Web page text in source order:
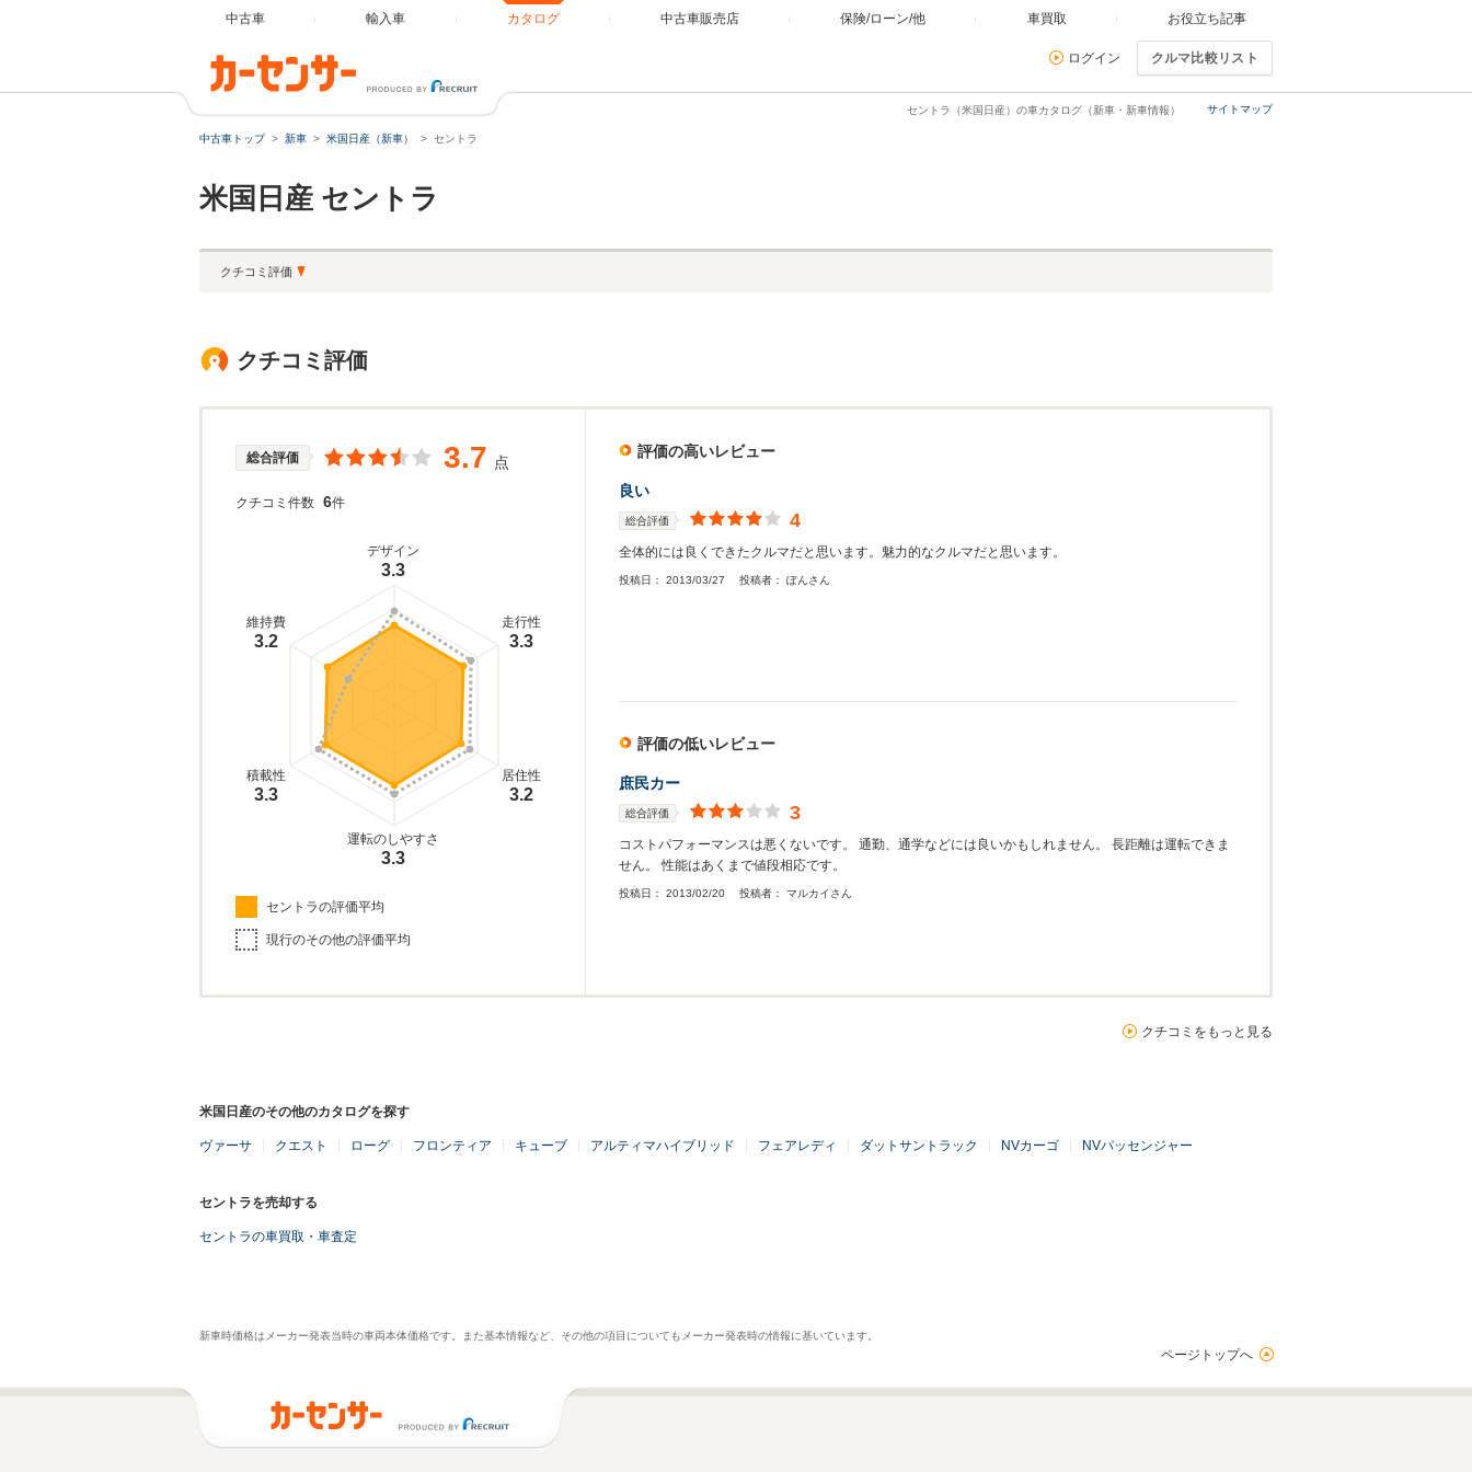
中古車 輸入車 カタログ 中古車販売店 保険/ローン/他 車買取 お役立ち記事
ログイン クルマ比較リスト
サイトマップ
セントラ（米国日産）の車カタログ（新車・新車情報）
中古車トップ 新車 米国日産（新車） セントラ
米国日産 セントラ
クチコミ評価
クチコミ評価
総合評価 3.7 点
クチコミ件数 6件
デザイン
3.3
走行性
3.3
居住性
3.2
運転のしやすさ
3.3
積載性
3.3
維持費
3.2
セントラの評価平均
現行のその他の評価平均
評価の高いレビュー
良い
総合評価 4
全体的には良くできたクルマだと思います。魅力的なクルマだと思います。
投稿日： 2013/03/27 投稿者： ぽんさん
評価の低いレビュー
庶民カー
総合評価 3
コストパフォーマンスは悪くないです。 通勤、通学などには良いかもしれません。 長距離は運転できま
せん。 性能はあくまで値段相応です。
投稿日： 2013/02/20 投稿者： マルカイさん
クチコミをもっと見る
米国日産のその他のカタログを探す
ヴァーサ クエスト ローグ フロンティア キューブ アルティマハイブリッド フェアレディ ダットサントラック NVカーゴ NVパッセンジャー
セントラを売却する
セントラの車買取・車査定
新車時価格はメーカー発表当時の車両本体価格です。また基本情報など、その他の項目についてもメーカー発表時の情報に基いています。
ページトップへ